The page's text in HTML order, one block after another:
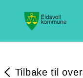
Tilbake til